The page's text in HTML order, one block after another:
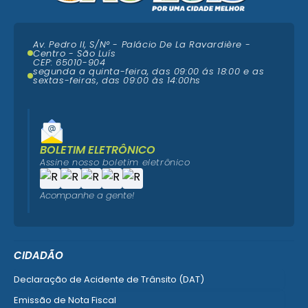
CIDADÃO
Declaração de Acidente de Trânsito (DAT)
Emissão de Nota Fiscal
Av. Pedro II, S/N° - Palácio De La Ravardière -
Centro - São Luís
CEP: 65010-904
segunda a quinta-feira, das 09:00 ás 18:00 e as
sextas-feiras, das 09:00 às 14:00hs
BOLETIM ELETRÔNICO
Assine nosso boletim eletrônico
Acompanhe a gente!